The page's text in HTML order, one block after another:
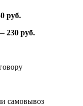
руб.
230 руб.
самовывоз